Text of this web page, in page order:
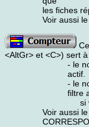
les fiches
Voir aussi
<AltGr> et <C>) sert
- le
actif.
- le
filtre
si
Voir aussi